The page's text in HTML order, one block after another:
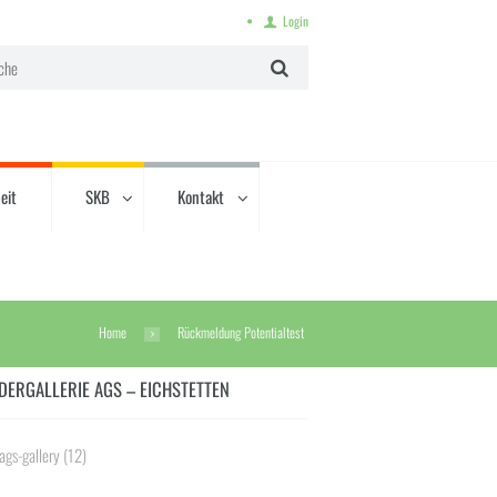
Login
SKB Kontakt
Home Rückmeldung Potentialtest
AGS – EICHSTETTEN
ags-gallery (12)